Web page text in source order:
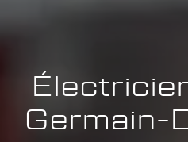
Germain-